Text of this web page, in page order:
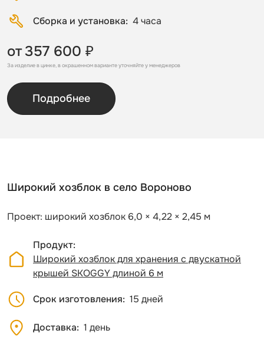
Сборка и установка 4 часа
от357 600 ₽
За изделие в цинке, в окрашенном варианте уточняйте у менеджеров
Подробнее
Широкий хозблок в село Вороново
Проект: широкий хозблок 6,0 × 4,22 × 2,45 м
Продукт
Широкий хозблок для хранения с двускатной
крышей SKOGGY длиной 6 м
Срок изготовления 15 дней
Доставка 1 день